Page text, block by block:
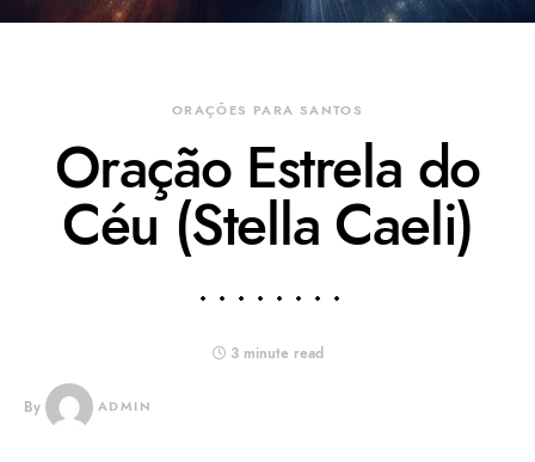
ORAÇÕES PARA SANTOS
Oração Estrela do
Céu (Stella Caeli)
3 minute read
By ADMIN